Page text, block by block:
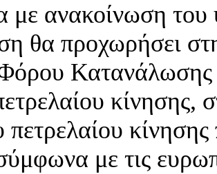
ανακοίνωση του
θα προχωρήσει
κίνησης,
κίνησης
με τις